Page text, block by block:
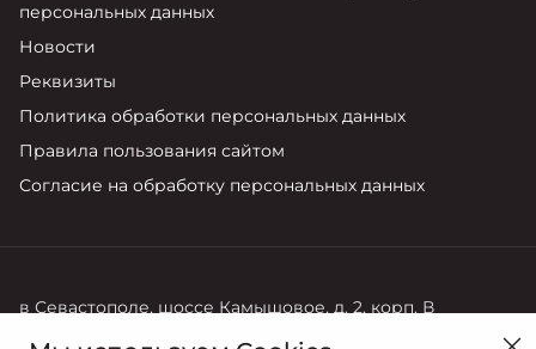
персональных данных
Новости
Реквизиты
Политика обработки персональных данных
Правила пользования сайтом
Согласие на обработку персональных данных
в Севастополе, шоссе Камышовое, д. 2, корп. В